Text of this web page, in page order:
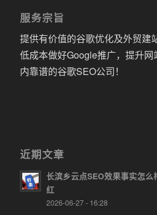
服务宗旨
提供有价值的谷歌优化及外贸建
低成本做好Google推广，提升
内靠谱的谷歌SEO公司！
近期文章
长滨乡云点SEO效果事实怎么
红
2026-06-27 - 16:28